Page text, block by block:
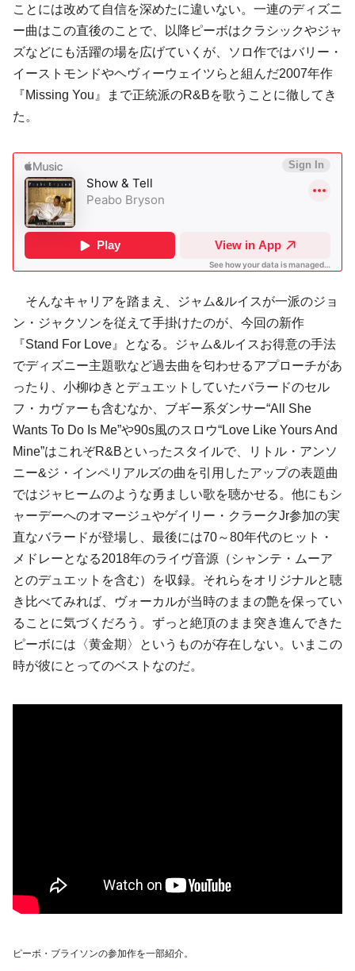
ことには改めて自信を深めたに違いない。一連のディズニ
ー曲はこの直後のことで、以降ピーボはクラシックやジャ
ズなどにも活躍の場を広げていくが、ソロ作ではバリー・
イーストモンドやヘヴィーウェイツらと組んだ2007年作
『Missing You』まで正統派のR&Bを歌うことに徹してき
た。
そんなキャリアを踏まえ、ジャム&ルイスが一派のジョ
ン・ジャクソンを従えて手掛けたのが、今回の新作
『Stand For Love』となる。ジャム&ルイスお得意の手法
でディズニー主題歌など過去曲を匂わせるアプローチがあ
ったり、小柳ゆきとデュエットしていたバラードのセル
フ・カヴァーも含むなか、ブギー系ダンサー“All She
Wants To Do Is Me”や90s風のスロウ“Love Like Yours And
Mine”はこれぞR&Bといったスタイルで、リトル・アンソ
ニー&ジ・インペリアルズの曲を引用したアップの表題曲
ではジャヒームのような勇ましい歌を聴かせる。他にもシ
ャーデーへのオマージュやゲイリー・クラークJr参加の実
直なバラードが登場し、最後には70～80年代のヒット・
メドレーとなる2018年のライヴ音源（シャンテ・ムーア
とのデュエットを含む）を収録。それらをオリジナルと聴
き比べてみれば、ヴォーカルが当時のままの艶を保ってい
ることに気づくだろう。ずっと絶頂のまま突き進んできた
ピーボには〈黄金期〉というものが存在しない。いまこの
時が彼にとってのベストなのだ。
ピーボ・ブライソンの参加作を一部紹介。